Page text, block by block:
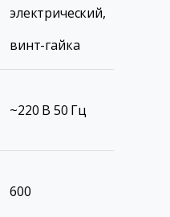
электрический,
винт-гайка
~220 В 50 Гц
600